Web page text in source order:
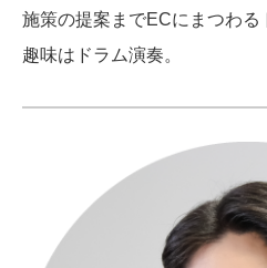
施策の提案までECにまつわる
趣味はドラム演奏。